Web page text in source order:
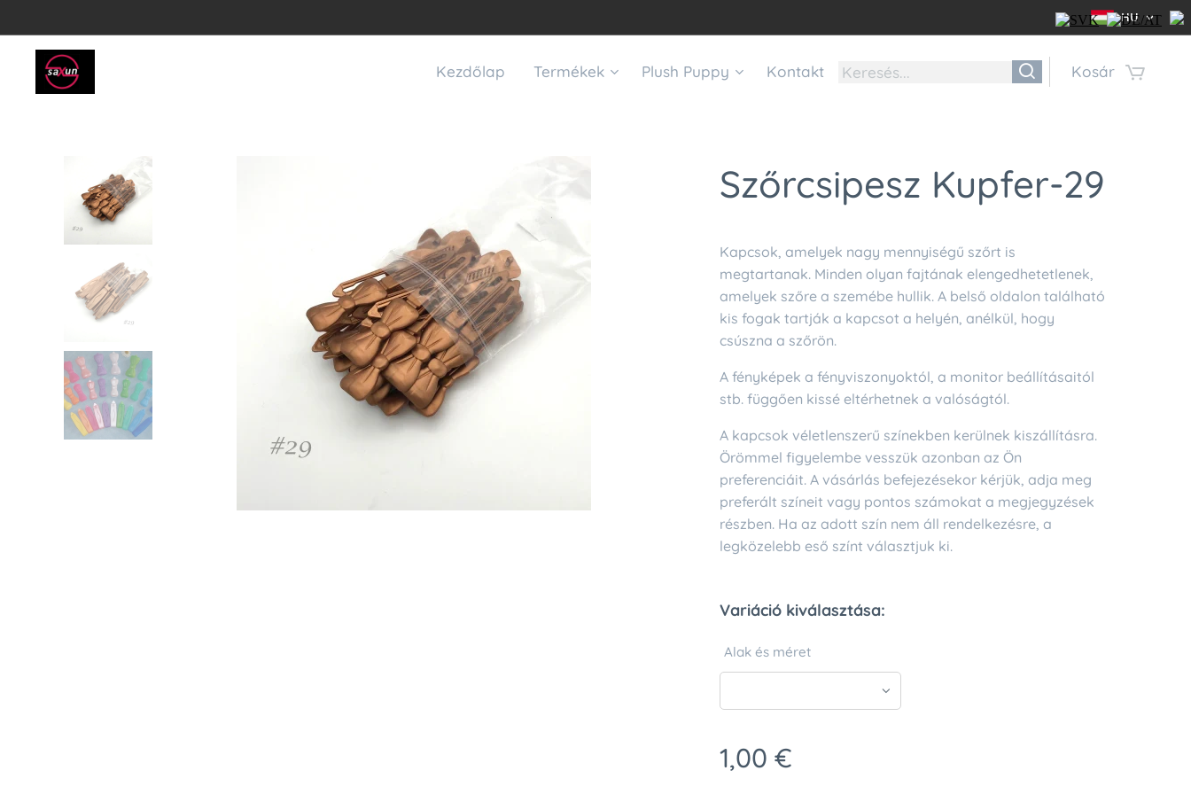
HU
Kezdőlap Termékek Plush Puppy Kontakt Kosár
Szőrcsipesz Kupfer-29
Kapcsok, amelyek nagy mennyiségű szőrt is
megtartanak. Minden olyan fajtának elengedhetetlenek,
amelyek szőre a szemébe hullik. A belső oldalon található
kis fogak tartják a kapcsot a helyén, anélkül, hogy
csúszna a szőrön.
A fényképek a fényviszonyoktól, a monitor beállításaitól
stb. függően kissé eltérhetnek a valóságtól.
A kapcsok véletlenszerű színekben kerülnek kiszállításra.
Örömmel figyelembe vesszük azonban az Ön
preferenciáit. A vásárlás befejezésekor kérjük, adja meg
preferált színeit vagy pontos számokat a megjegyzések
részben. Ha az adott szín nem áll rendelkezésre, a
legközelebb eső színt választjuk ki.
Variáció kiválasztása:
Alak és méret
1,00 €